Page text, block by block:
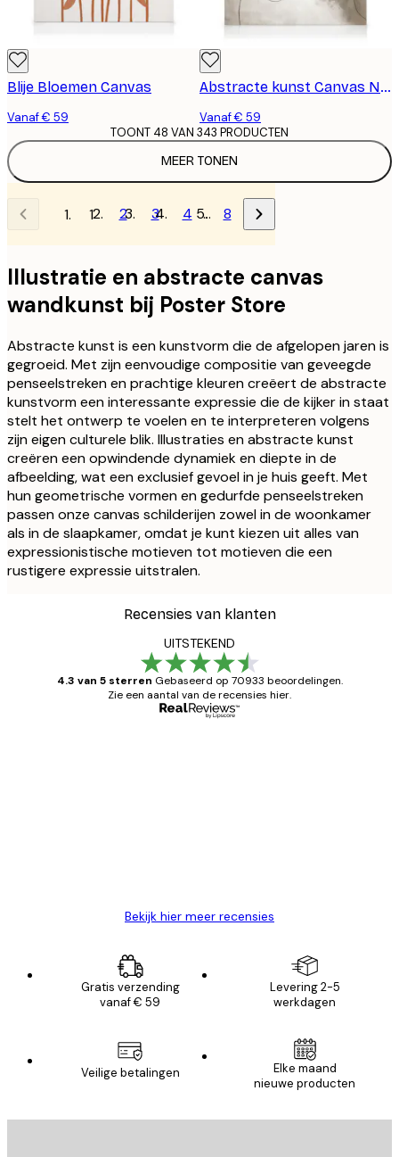
Blije Bloemen Canvas
Vanaf € 59
Abstracte kunst Canvas Nr 2
Vanaf € 59
MEER TONEN
TOONT 48 VAN 343 PRODUCTEN
1 2 3 4 … 8
Illustratie en abstracte canvas
wandkunst bij Poster Store
Abstracte kunst is een kunstvorm die de afgelopen jaren is
gegroeid. Met zijn eenvoudige compositie van geveegde
penseelstreken en prachtige kleuren creëert de abstracte
kunstvorm een interessante expressie die de kijker in staat
stelt het ontwerp te voelen en te interpreteren volgens
zijn eigen culturele blik. Illustraties en abstracte kunst
creëren een opwindende dynamiek en diepte in de
afbeelding, wat een exclusief gevoel in je huis geeft. Met
hun geometrische vormen en gedurfde penseelstreken
passen onze canvas schilderijen zowel in de woonkamer
als in de slaapkamer, omdat je kunt kiezen uit alles van
expressionistische motieven tot motieven die een
rustigere expressie uitstralen.
Recensies van klanten
UITSTEKEND
4.3 van 5 sterren Gebaseerd op 70933 beoordelingen.
Zie een aantal van de recensies hier.
Bekijk hier meer recensies
Gratis verzending
vanaf € 59
Levering 2-5
werkdagen
Veilige betalingen
Elke maand
nieuwe producten